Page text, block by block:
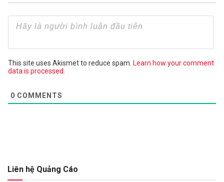
This site uses Akismet to reduce spam. Learn how your comment
data is processed.
0 COMMENTS
Liên hệ Quảng Cáo